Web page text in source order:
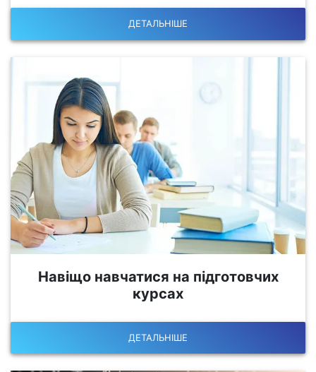
ДЕТАЛЬНІШЕ
Навіщо навчатися на підготовчих
курсах
ДЕТАЛЬНІШЕ